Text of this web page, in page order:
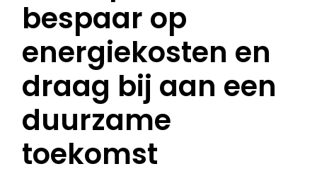
bespaar op
energiekosten en
draag bij aan een
duurzame
toekomst